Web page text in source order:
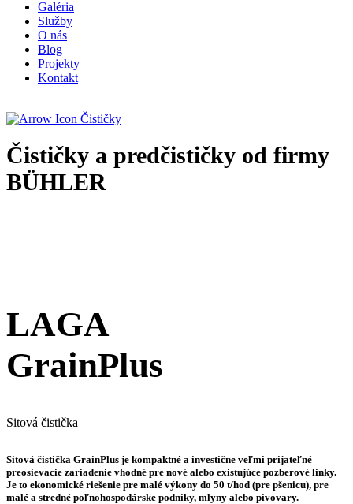
Galéria
Služby
O nás
Blog
Projekty
Kontakt
Čističky
Čističky a predčističky od firmy
BÜHLER
LAGA
GrainPlus
Sitová čistička
Sitová čistička GrainPlus je kompaktné a investične veľmi prijateľné
preosievacie zariadenie vhodné pre nové alebo existujúce pozberové linky.
Je to ekonomické riešenie pre malé výkony do 50 t/hod (pre pšenicu), pre
malé a stredné poľnohospodárske podniky, mlyny alebo pivovary.